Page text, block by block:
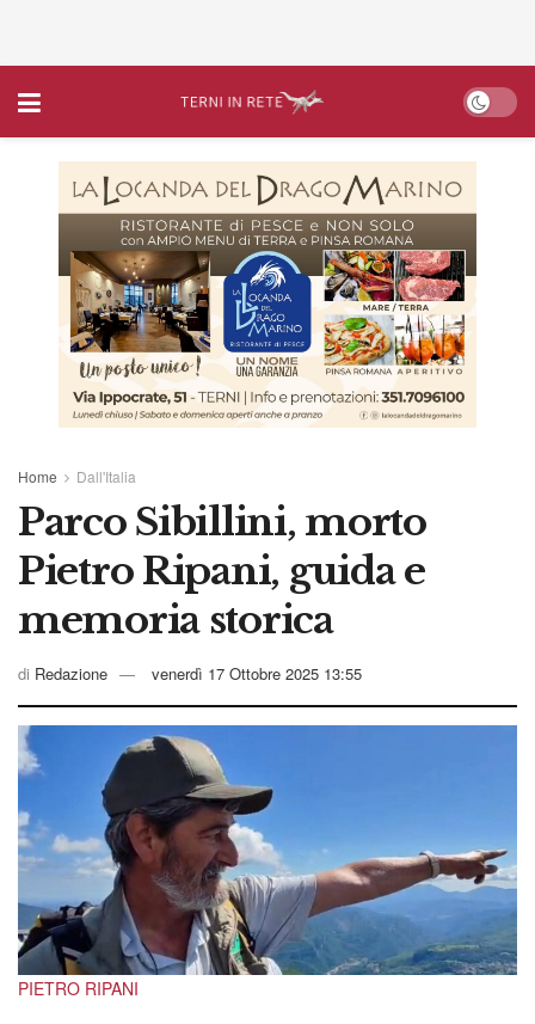
Home Dall'Italia
Parco Sibillini, morto
Pietro Ripani, guida e
memoria storica
di Redazione venerdì 17 Ottobre 2025 13:55
PIETRO RIPANI